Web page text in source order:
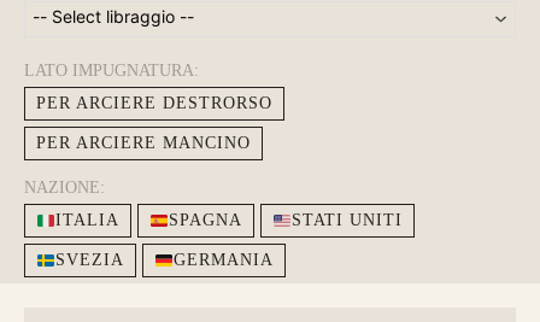
Guarda alcuni degli archi già
realizzati su misura
LATO IMPUGNATURA:
PER ARCIERE DESTRORSO
PER ARCIERE MANCINO
NAZIONE:
ITALIA
SPAGNA STATI UNITI
SVEZIA GERMANIA